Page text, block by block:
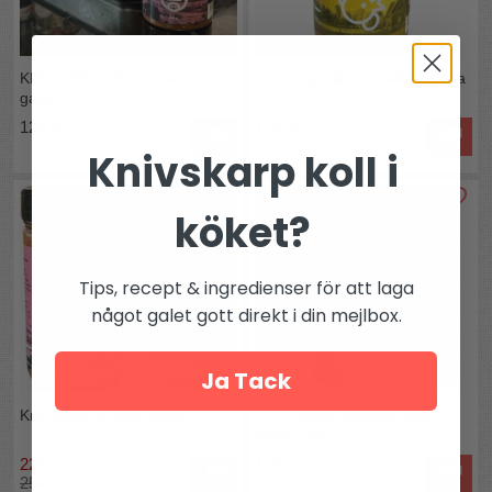
Vikt:
180 g
Ursprung:
EU
KRUT RiBRUB med black
garlic
129 kr
KRUT Kycklig - kycklingkrydda
Krut ribrub & Krut viltrub
225 kr
254 kr
KRUT krydd-strössel med
Knivskarp koll i
köket?
Tips, recept & ingredienser för att laga
något galet gott direkt i din mejlbox.
Ja Tack